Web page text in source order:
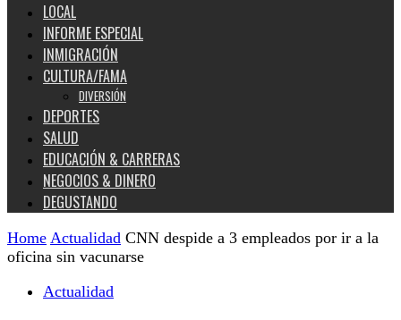
LOCAL
INFORME ESPECIAL
INMIGRACIÓN
CULTURA/FAMA
DIVERSIÓN
DEPORTES
SALUD
EDUCACIÓN & CARRERAS
NEGOCIOS & DINERO
DEGUSTANDO
Home Actualidad CNN despide a 3 empleados por ir a la
oficina sin vacunarse
Actualidad